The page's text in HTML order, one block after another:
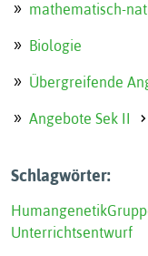
mathematisch-
Biologie
Übergreifende
Angebote Sek II
Schlagwörter:
Humangenetik
Unterrichtsentwurf